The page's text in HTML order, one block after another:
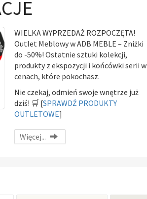
WIELKA WYPRZEDAŻ ROZPOCZĘTA!
Outlet Meblowy w ADB MEBLE – Zniżki
do -50%! Ostatnie sztuki kolekcji,
produkty z ekspozycji i końcówki serii w
cenach, które pokochasz.
Nie czekaj, odmień swoje wnętrze już
dziś! 🛒 [SPRAWDŹ PRODUKTY
OUTLETOWE]
Więcej...